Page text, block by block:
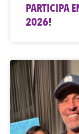
PARTICIPA
2026!